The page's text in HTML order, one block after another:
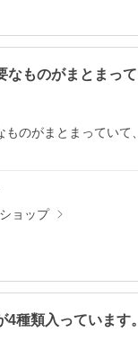
なものがまとまっ
ものがまとまってい
ョップ
4種類入っていま